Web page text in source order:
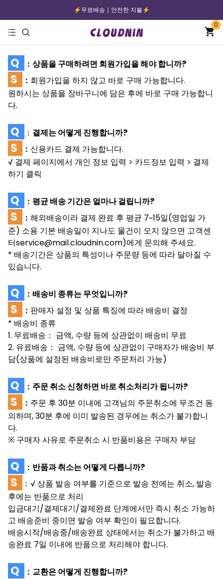
⚡️무료배송｜안전한 지불⚡️
0
Q ： 상품을 구매하려면 회원가입을 해야 합니까?
S ： 회원가입을 하지 않고 바로 구매 가능합니다.
원하시는 상품을 장바구니에 담은 후에 바로 구매 가능합니
다.
Q ： 결제는 어떻게 진행합니까?
S ： 신용카드 결제 가능합니다.
√ 결제 페이지에서 개인 정보 입력 > 카드정보 입력 > 결제
하기 클릭
Q ： 평균 배송 기간은 얼마나 걸립니까?
S ： 해외배송이라 결제 완료 후 평균 7~15일(영업일 가
준) 소용 기본 배송일이 지나도 물건이 오지 않으면 고객센
터service@mail.cloudnin.com)에게 문의해 주세요.
* 배송기간은 상품의 특성이나 주문량 등에 따라 달아질 수
있습니다.
Q ： 배송비 종류는 무엇입니까?
S ： 판매자 설정 및 상품 특징에 따라 배송비 결정
* 배송비 종류
1. 무료배송 ：
금액, 수량 등에 상관없이 배송비 무료
2. 유료배송 ：
금액, 수량 등에 상관없이 구매자가 배송비 부
담(상품에 설정된 배송비로만 주문처리 가능)
Q ： 주문 취소 신청하면 바로 취소처리가 됩니까?
S ： 주문 후 30분 이내에 고객님의 주문취소에 무조건 동
의하며, 30분 후에 이미 발송된 경우에는 취소가 불가합니
다.
※ 구매자 사유로 주문취소 시 반품비용은 구매자 부담
Q ： 반품과 취소는 어떻게 다릅니까?
S
：√ 상품 발송 여부를 기준으로 발송 전에는 취소, 발송
후에는 반품으로 처리
입금대기/결제대기/결제완료 단계에서만 즉시 취소 가능하
고 배송준비 중이면 발송 여부 확인이 필요합니다.
배송시작/배송중/배송완료 상태에서는 취소가 불가하고 배
송완료 7일 이내에 반품으로 처리해야 합니다.
Q ： 교환은 어떻게 진행합니까?